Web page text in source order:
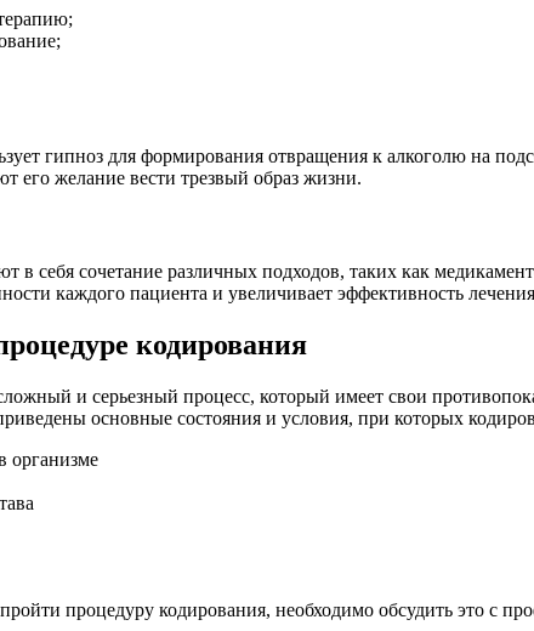
гипноз для формирования отвращения к алкоголю на
его желание вести трезвый образ жизни.
себя сочетание различных подходов, таких как
каждого пациента и увеличивает эффективность
кодирования
и серьезный процесс, который имеет свои
основные состояния и условия, при которых
организме
процедуру кодирования, необходимо обсудить это с